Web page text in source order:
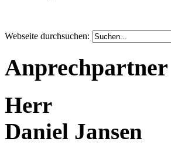
Webseite durchsuchen:
Anprechpartner
Herr
Daniel Jansen